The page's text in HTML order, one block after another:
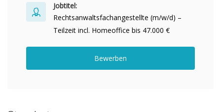
Jobtitel:
Rechtsanwaltsfachangestellte (m/w/d) –
Teilzeit incl. Homeoffice bis 47.000 €
Bewerben